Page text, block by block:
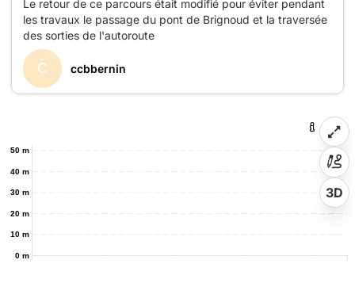
Le retour de ce parcours était modifié pour éviter pendant
les travaux le passage du pont de Brignoud et la traversée
C ccbbernin
0 m
10 m
20 m
30 m
40 m
50 m
3D